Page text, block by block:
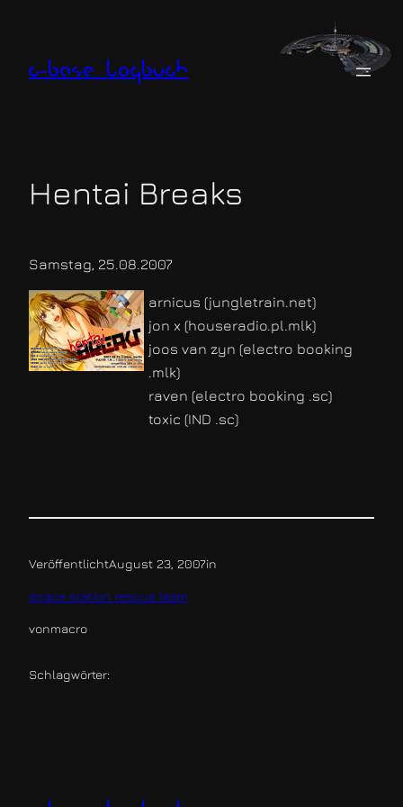
springen
c-base logbuch
Hentai Breaks
Samstag, 25.08.2007
arnicus (jungletrain.net)
jon x (houseradio.pl.mlk)
joos van zyn (electro booking
.mlk)
raven (electro booking .sc)
toxic (IND .sc)
VeröffentlichtAugust 23, 2007in
space station rescue team
vonmacro
Schlagwörter: